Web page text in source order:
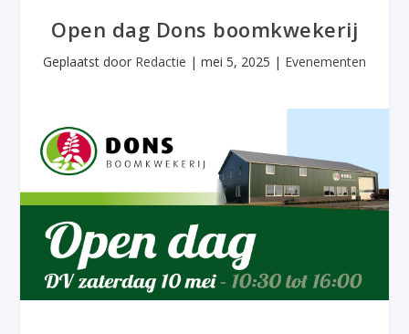
Open dag Dons boomkwekerij
Geplaatst door Redactie | mei 5, 2025 | Evenementen